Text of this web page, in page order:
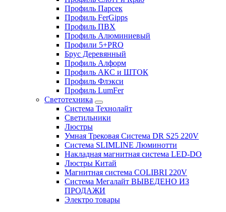
Профиль Парсек
Профиль FerGipps
Профиль ПВХ
Профиль Алюминиевый
Профили 5+PRO
Брус Деревянный
Профиль Алформ
Профиль АКС и ШТОК
Профиль Флэкси
Профиль LumFer
Светотехника
Система Технолайт
Светильники
Люстры
Умная Трековая Система DR S25 220V
Система SLIMLINE Люминотти
Накладная магнитная система LED-DO
Люстры Китай
Магнитная система COLIBRI 220V
Система Мегалайт ВЫВЕДЕНО ИЗ
ПРОДАЖИ
Электро товары